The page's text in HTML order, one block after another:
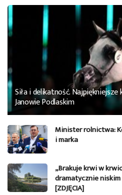
Siła i delikatność.
Janowie Podlaskim
Minister rolnictwa:
i marka
„Brakuje krwi w
dramatycznie
[ZDJĘCIA]